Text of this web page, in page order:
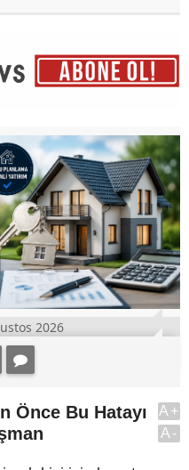
2026
Önce Bu Hatayı
A+
A-